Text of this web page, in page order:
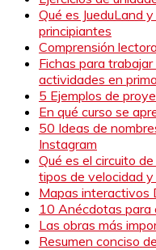
Qué es JueduLand
principiantes
Comprensión
Fichas para
actividades en
5 Ejemplos de
En qué curso se
50 Ideas de
Instagram
Qué es el circuito
tipos de velocidad y
Mapas interactivos
10 Anécdotas para
Las obras más
Resumen conciso